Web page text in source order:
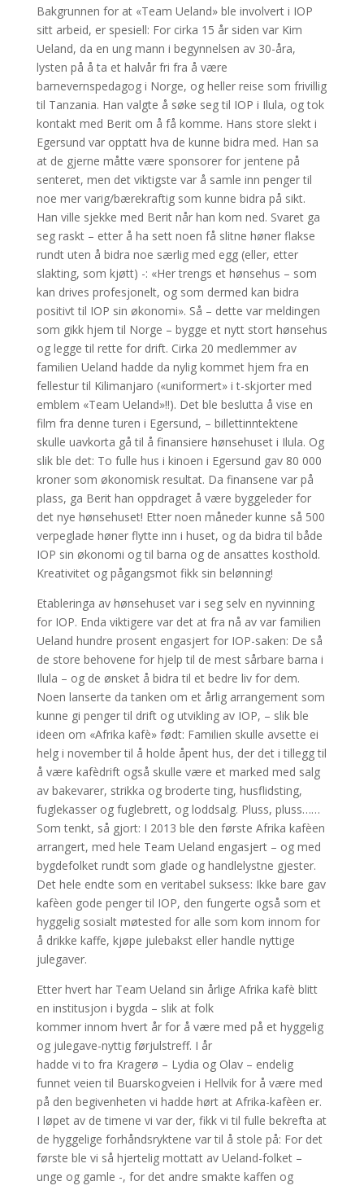
Bakgrunnen for at «Team Ueland» ble involvert i IOP
sitt arbeid, er spesiell: For cirka 15 år siden var Kim
Ueland, da en ung mann i begynnelsen av 30-åra,
lysten på å ta et halvår fri fra å være
barnevernspedagog i Norge, og heller reise som frivillig
til Tanzania. Han valgte å søke seg til IOP i Ilula, og tok
kontakt med Berit om å få komme. Hans store slekt i
Egersund var opptatt hva de kunne bidra med. Han sa
at de gjerne måtte være sponsorer for jentene på
senteret, men det viktigste var å samle inn penger til
noe mer varig/bærekraftig som kunne bidra på sikt.
Han ville sjekke med Berit når han kom ned. Svaret ga
seg raskt – etter å ha sett noen få slitne høner flakse
rundt uten å bidra noe særlig med egg (eller, etter
slakting, som kjøtt) -: «Her trengs et hønsehus – som
kan drives profesjonelt, og som dermed kan bidra
positivt til IOP sin økonomi». Så – dette var meldingen
som gikk hjem til Norge – bygge et nytt stort hønsehus
og legge til rette for drift. Cirka 20 medlemmer av
familien Ueland hadde da nylig kommet hjem fra en
fellestur til Kilimanjaro («uniformert» i t-skjorter med
emblem «Team Ueland»!!). Det ble beslutta å vise en
film fra denne turen i Egersund, – billettinntektene
skulle uavkorta gå til å finansiere hønsehuset i Ilula. Og
slik ble det: To fulle hus i kinoen i Egersund gav 80 000
kroner som økonomisk resultat. Da finansene var på
plass, ga Berit han oppdraget å være byggeleder for
det nye hønsehuset! Etter noen måneder kunne så 500
verpeglade høner flytte inn i huset, og da bidra til både
IOP sin økonomi og til barna og de ansattes kosthold.
Kreativitet og pågangsmot fikk sin belønning!
Etableringa av hønsehuset var i seg selv en nyvinning
for IOP. Enda viktigere var det at fra nå av var familien
Ueland hundre prosent engasjert for IOP-saken: De så
de store behovene for hjelp til de mest sårbare barna i
Ilula – og de ønsket å bidra til et bedre liv for dem.
Noen lanserte da tanken om et årlig arrangement som
kunne gi penger til drift og utvikling av IOP, – slik ble
ideen om «Afrika kafè» født: Familien skulle avsette ei
helg i november til å holde åpent hus, der det i tillegg til
å være kafèdrift også skulle være et marked med salg
av bakevarer, strikka og broderte ting, husflidsting,
fuglekasser og fuglebrett, og loddsalg. Pluss, pluss……
Som tenkt, så gjort: I 2013 ble den første Afrika kafèen
arrangert, med hele Team Ueland engasjert – og med
bygdefolket rundt som glade og handlelystne gjester.
Det hele endte som en veritabel suksess: Ikke bare gav
kafèen gode penger til IOP, den fungerte også som et
hyggelig sosialt møtested for alle som kom innom for
å drikke kaffe, kjøpe julebakst eller handle nyttige
julegaver.
Etter hvert har Team Ueland sin årlige Afrika kafè blitt
en institusjon i bygda – slik at folk
kommer innom hvert år for å være med på et hyggelig
og julegave-nyttig førjulstreff. I år
hadde vi to fra Kragerø – Lydia og Olav – endelig
funnet veien til Buarskogveien i Hellvik for å være med
på den begivenheten vi hadde hørt at Afrika-kafèen er.
I løpet av de timene vi var der, fikk vi til fulle bekrefta at
de hyggelige forhåndsryktene var til å stole på: For det
første ble vi så hjertelig mottatt av Ueland-folket –
unge og gamle -, for det andre smakte kaffen og